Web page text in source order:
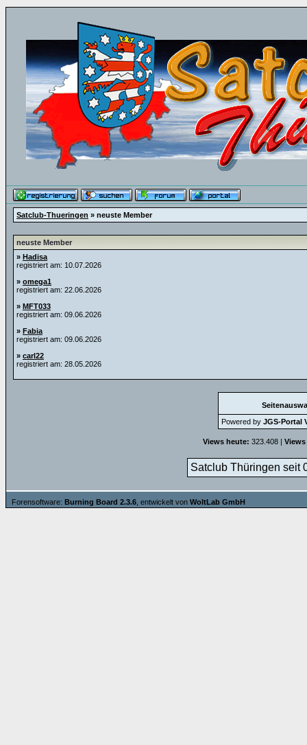
Satclub-Thueringen » neuste Member
neuste Member
» Hadisa
registriert am: 10.07.2026
» omega1
registriert am: 22.06.2026
» MFT033
registriert am: 09.06.2026
» Fabia
registriert am: 09.06.2026
» carl22
registriert am: 28.05.2026
Powered by JGS-Portal
Views heute: 323.408 |
Satclub Thüringen seit
Forensoftware: Burning Board 2.3.6 , entwickelt von WoltLab GmbH